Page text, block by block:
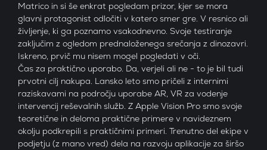
Matrico in si še enkrat pogledam prizor, kjer se mora
glavni protagonist odločiti v katero smer gre. V resnico ali
življenje, ki ga poznamo vsakodnevno. Svoje testiranje
zaključim z ogledom prednaloženega srečanja z dinozavri.
Iskreno, prvič mu nisem mogel pogledati v oči.
Čas za praktično uporabo. Da, verjeli ali ne - to je bil tudi
prvotni cilj nakupa. Lansko leto smo pričeli z internimi
raziskavami na področju uporabe AR, VR za vodenje
intervencij reševalnih služb. Z Apple Vision Pro smo svoje
teoretične in deloma praktične primere v navideznem
okolju podkrepili s praktičnimi primeri. Trenutno del ekipe v
podjetju (z mano vred) dela na razvoju aplikacije za širšo